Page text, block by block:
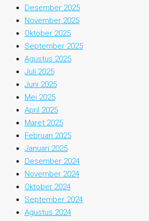
Desember 2025
November 2025
Oktober 2025
September 2025
Agustus 2025
Juli 2025
Juni 2025
Mei 2025
April 2025
Maret 2025
Februari 2025
Januari 2025
Desember 2024
November 2024
Oktober 2024
September 2024
Agustus 2024